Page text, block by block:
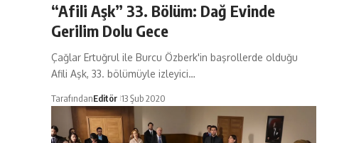
“Afili Aşk” 33. Bölüm: Dağ Evinde
Gerilim Dolu Gece
Çağlar Ertuğrul ile Burcu Özberk'in başrollerde olduğu
Afili Aşk, 33. bölümüyle izleyici…
TarafındanEditör 13 Şub 2020